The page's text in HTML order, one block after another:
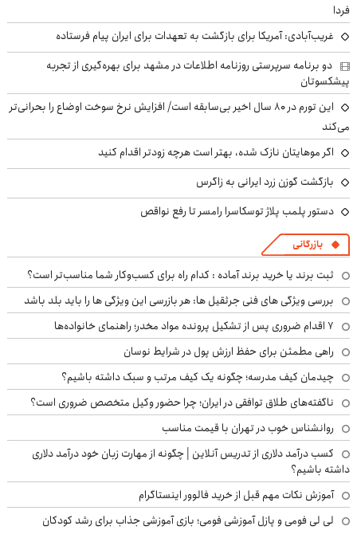
فردا
غریب‌آبادی: آمریکا برای بازگشت به تعهدات برای ایران پیام فرستاده
دو برنامه سرپرستی روزنامه اطلاعات در مشهد برای بهره‌گیری از تجربه
پیشکسوتان
این تورم در ۸۰ سال اخیر بی‌سابقه است/ افزایش نرخ سوخت اوضاع را بحرانی‌تر
می‌کند
اگر موهایتان نازک شده، بهتر است هرچه زودتر اقدام کنید
بازگشت گوزن زرد ایرانی به زاگرس
دستور پلمب پلاژ توسکاسرا رامسر تا رفع نواقص
بازرگانی
ثبت برند یا خرید برند آماده : کدام راه برای کسب‌وکار شما مناسب‌تر است؟
بررسی ویژگی های فنی جرثقیل ها: هر بازرسی این ویژگی ها را باید بلد باشد
۷ اقدام ضروری پس از تشکیل پرونده مواد مخدر؛ راهنمای خانواده‌ها
راهی مطمئن برای حفظ ارزش پول در شرایط نوسان
چیدمان کیف مدرسه؛ چگونه یک کیف مرتب و سبک داشته باشیم؟
ناگفته‌های طلاق توافقی در ایران؛ چرا حضور وکیل متخصص ضروری است؟
روانشناس خوب در تهران با قیمت مناسب
کسب درآمد دلاری از تدریس آنلاین | چگونه از مهارت زبان خود درآمد دلاری
داشته باشیم؟
آموزش نکات مهم قبل از خرید فالوور اینستاگرام
لی لی فومی و پازل آموزشی فومی؛ بازی آموزشی جذاب برای رشد کودکان